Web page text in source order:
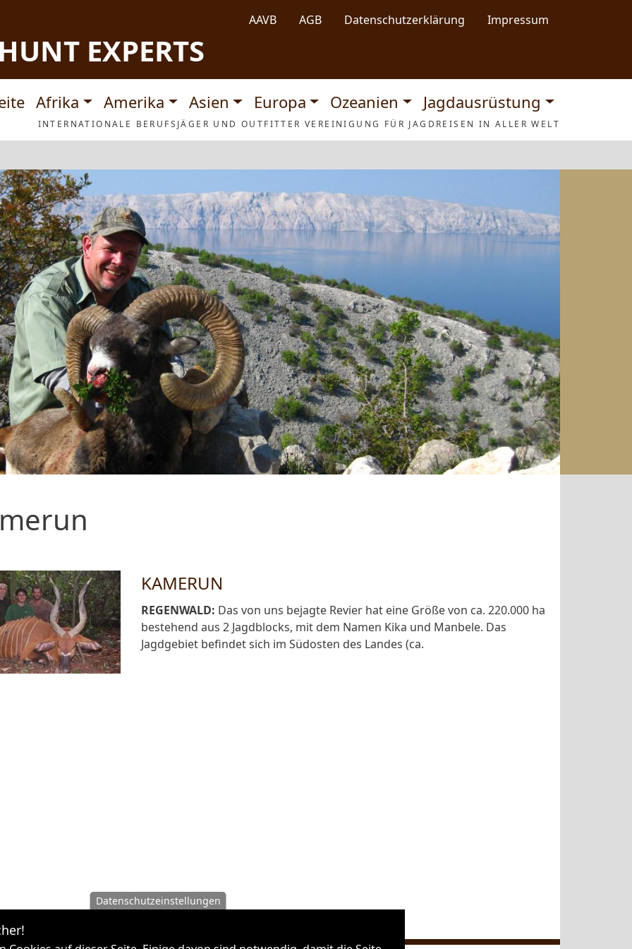
AAVB AGB Datenschutzerklärung Impressum
EXPERTS
Afrika Amerika Asien Europa Ozeanien Jagdausrüstung
INTERNATIONALE BERUFSJÄGER UND OUTFITTER VEREINIGUNG FÜR JAGDREISEN IN ALLER WELT
KAMERUN
REGENWALD: Das von uns bejagte Revier hat eine Größe von ca. 220.000 ha
bestehend aus 2 Jagdblocks, mit dem Namen Kika und Manbele. Das
Jagdgebiet befindet sich im Südosten des Landes (ca.
Datenschutzeinstellungen